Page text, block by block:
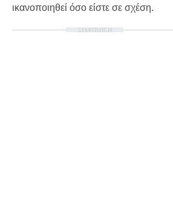
ικανοποιηθεί όσο είστε σε σχέση.
ΔΙΑΦΗΜΙΣΗ